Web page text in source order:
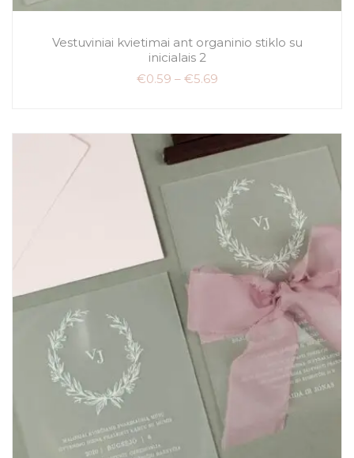
Vestuviniai kvietimai ant organinio stiklo su
inicialais 2
€0.59 – €5.69